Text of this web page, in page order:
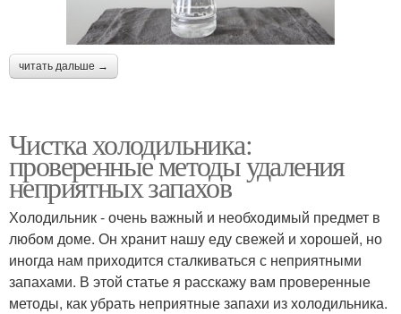
читать дальше →
Чистка холодильника:
проверенные методы удаления
неприятных запахов
Холодильник - очень важный и необходимый предмет в
любом доме. Он хранит нашу еду свежей и хорошей, но
иногда нам приходится сталкиваться с неприятными
запахами. В этой статье я расскажу вам проверенные
методы, как убрать неприятные запахи из холодильника.